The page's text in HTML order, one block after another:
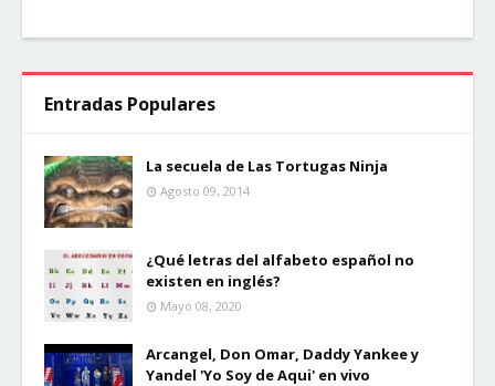
Entradas Populares
La secuela de Las Tortugas Ninja
Agosto 09, 2014
¿Qué letras del alfabeto español no
existen en inglés?
Mayo 08, 2020
Arcangel, Don Omar, Daddy Yankee y
Yandel 'Yo Soy de Aqui' en vivo